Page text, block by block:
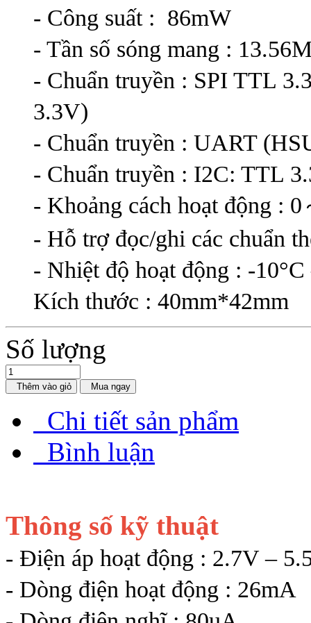
- Công suất : 86mW
- Tần số sóng mang :
- Chuẩn truyền : SPI TTL
3.3V)
- Chuẩn truyền : UART
- Chuẩn truyền : I2C: TTL
- Khoảng cách hoạt động : 0
- Hỗ trợ đọc/ghi các chuẩn
- Nhiệt độ hoạt động : -10°C
Kích thước : 40mm*42mm
Số lượng
Thêm vào giỏ Mua ngay
Chi tiết sản phẩm
Bình luận
Thông số kỹ thuật
- Điện áp hoạt động : 2.7V –
- Dòng điện hoạt động : 26mA